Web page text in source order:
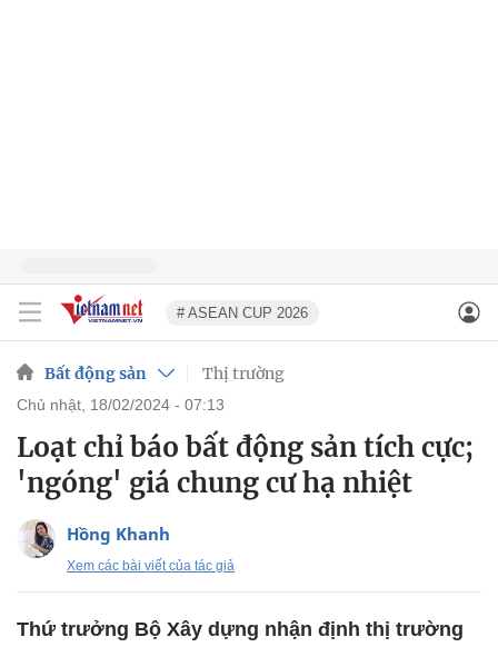
# ASEAN CUP 2026
Bất động sản Thị trường
chủ nhật, 18/02/2024 - 07:13
Loạt chỉ báo bất động sản tích cực;
'ngóng' giá chung cư hạ nhiệt
Hồng Khanh
Xem các bài viết của tác giả
Thứ trưởng Bộ Xây dựng nhận định thị trường